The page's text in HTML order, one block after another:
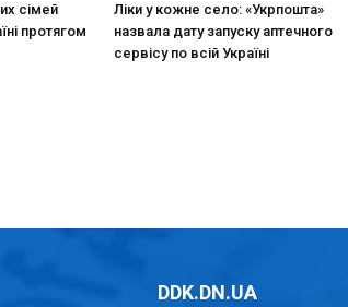
сімей
протягом
Ліки у кожне село: «Укрпошта»
назвала дату запуску аптечного
сервісу по всій Україні
DDK.DN.UA